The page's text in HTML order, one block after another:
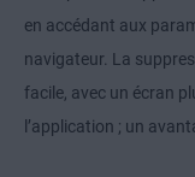
en accédant aux
navigateur. La
facile, avec un écran
l’application ; un